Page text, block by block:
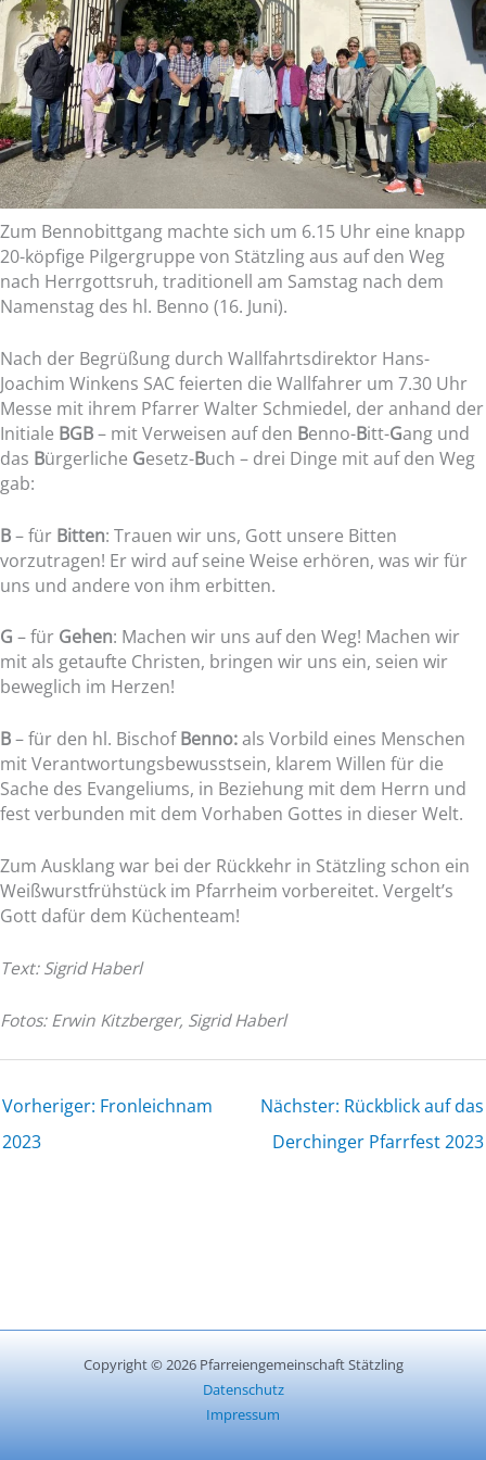
Zum Bennobittgang machte sich um 6.15 Uhr eine knapp
20-köpfige Pilgergruppe von Stätzling aus auf den Weg
nach Herrgottsruh, traditionell am Samstag nach dem
Namenstag des hl. Benno (16. Juni).
Nach der Begrüßung durch Wallfahrtsdirektor Hans-
Joachim Winkens SAC feierten die Wallfahrer um 7.30 Uhr
Messe mit ihrem Pfarrer Walter Schmiedel, der anhand der
Initiale BGB– mit Verweisen auf den Benno-Bitt-Gang und
das Bürgerliche Gesetz-Buch – drei Dinge mit auf den Weg
gab:
B– für Bitten: Trauen wir uns, Gott unsere Bitten
vorzutragen! Er wird auf seine Weise erhören, was wir für
uns und andere von ihm erbitten.
G – für Gehen: Machen wir uns auf den Weg! Machen wir
mit als getaufte Christen, bringen wir uns ein, seien wir
beweglich im Herzen!
B– für den hl. BischofBenno:als Vorbild eines Menschen
mit Verantwortungsbewusstsein, klarem Willen für die
Sache des Evangeliums, in Beziehung mit dem Herrn und
fest verbunden mit dem Vorhaben Gottes in dieser Welt.
Zum Ausklang war bei der Rückkehr in Stätzling schon ein
Weißwurstfrühstück im Pfarrheim vorbereitet. Vergelt’s
Gott dafür dem Küchenteam!
Text: Sigrid Haberl
Fotos: Erwin Kitzberger, Sigrid Haberl
Vorheriger: Fronleichnam
2023
Nächster: Rückblick auf das
Derchinger Pfarrfest 2023
Copyright © 2026 Pfarreiengemeinschaft Stätzling
Datenschutz
Impressum